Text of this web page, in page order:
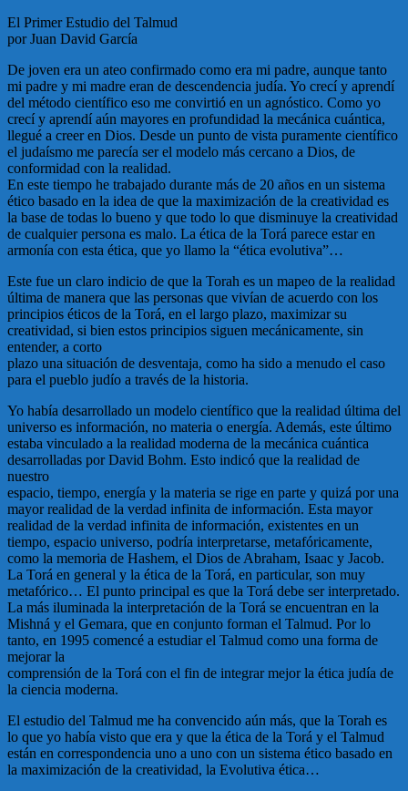
El Primer Estudio del Talmud
por Juan David García
De joven era un ateo confirmado como era mi padre, aunque tanto
mi padre y mi madre eran de descendencia judía. Yo crecí y aprendí
del método científico eso me convirtió en un agnóstico. Como yo
crecí y aprendí aún mayores en profundidad la mecánica cuántica,
llegué a creer en Dios. Desde un punto de vista puramente científico
el judaísmo me parecía ser el modelo más cercano a Dios, de
conformidad con la realidad.
En este tiempo he trabajado durante más de 20 años en un sistema
ético basado en la idea de que la maximización de la creatividad es
la base de todas lo bueno y que todo lo que disminuye la creatividad
de cualquier persona es malo. La ética de la Torá parece estar en
armonía con esta ética, que yo llamo la “ética evolutiva”…
Este fue un claro indicio de que la Torah es un mapeo de la realidad
última de manera que las personas que vivían de acuerdo con los
principios éticos de la Torá, en el largo plazo, maximizar su
creatividad, si bien estos principios siguen mecánicamente, sin
entender, a corto
plazo una situación de desventaja, como ha sido a menudo el caso
para el pueblo judío a través de la historia.
Yo había desarrollado un modelo científico que la realidad última del
universo es información, no materia o energía. Además, este último
estaba vinculado a la realidad moderna de la mecánica cuántica
desarrolladas por David Bohm. Esto indicó que la realidad de
nuestro
espacio, tiempo, energía y la materia se rige en parte y quizá por una
mayor realidad de la verdad infinita de información. Esta mayor
realidad de la verdad infinita de información, existentes en un
tiempo, espacio universo, podría interpretarse, metafóricamente,
como la memoria de Hashem, el Dios de Abraham, Isaac y Jacob.
La Torá en general y la ética de la Torá, en particular, son muy
metafórico… El punto principal es que la Torá debe ser interpretado.
La más iluminada la interpretación de la Torá se encuentran en la
Mishná y el Gemara, que en conjunto forman el Talmud. Por lo
tanto, en 1995 comencé a estudiar el Talmud como una forma de
mejorar la
comprensión de la Torá con el fin de integrar mejor la ética judía de
la ciencia moderna.
El estudio del Talmud me ha convencido aún más, que la Torah es
lo que yo había visto que era y que la ética de la Torá y el Talmud
están en correspondencia uno a uno con un sistema ético basado en
la maximización de la creatividad, la Evolutiva ética…